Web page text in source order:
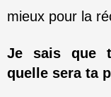
mieux pour la
Je sais que
quelle sera ta